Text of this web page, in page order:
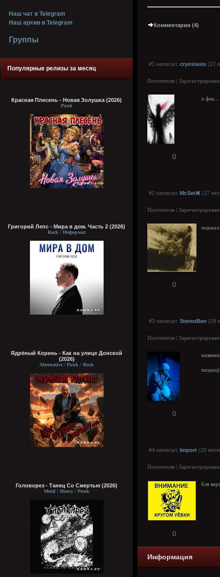
Наш чат в Telegram
Наш архив в Telegram
Группы
Популярные релизы за месяц
Красная Плесень - Новая Золушка (2026)
Punk
Григорий Лепс - Мира в дом. Часть 2 (2026)
Rock / Неформат
Ядрёный Корень - Как на улице Донской
(2026)
Alternative / Punk / Rock
Головорез - Tанец Со Смертью (2026)
Metal / Heavy / Punk
Комментарии (4)
#1 написал: cryostasis (27
Посетители |
о фак...
0
#2 написал: Mr.SerЖ (27
Посетители |
поржал
0
#3 написал: StereoBen (28
Посетители |
пиздец)
0
#4 написал: Import (28
Посетители |
бля
0
Информация